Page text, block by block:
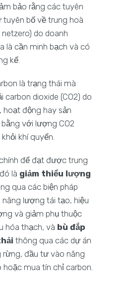
bảo rằng các tuyên
tuyên bố về trung hoà
do doanh
là cần minh bạch và có
kể.
là trạng thái mà
carbon dioxide (CO2) do
động hay sản
với lượng CO2
khí quyển.
để đạt được trung
là giảm thiểu lượng
qua các biện pháp
lượng tái tạo, hiệu
và giảm phụ thuộc
hóa thạch, và bù đắp
thông qua các dự án
rừng, đầu tư vào năng
mua tín chỉ carbon.